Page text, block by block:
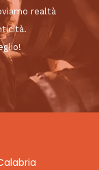
realtà